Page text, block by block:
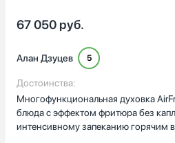
перед сменой режима. В
невероятно стильный прибор для
67 050 руб.
Алан Дзуцев 5
Достоинства:
Многофункциональная духовка
блюда с эффектом фритюра без
интенсивному запеканию горячим